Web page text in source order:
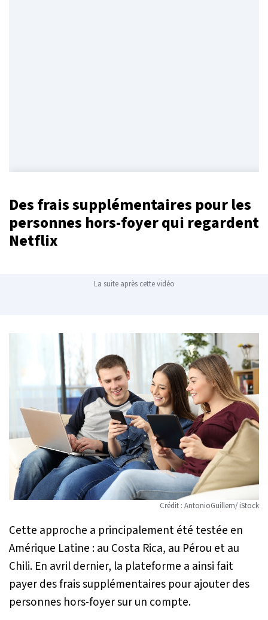
Des frais supplémentaires pour les
personnes hors-foyer qui regardent
Netflix
La suite après cette vidéo
Crédit : AntonioGuillem/ iStock
Cette approche a principalement été testée en
Amérique Latine : au Costa Rica, au Pérou et au
Chili. En avril dernier, la plateforme a ainsi fait
payer des frais supplémentaires pour ajouter des
personnes hors-foyer sur un compte.